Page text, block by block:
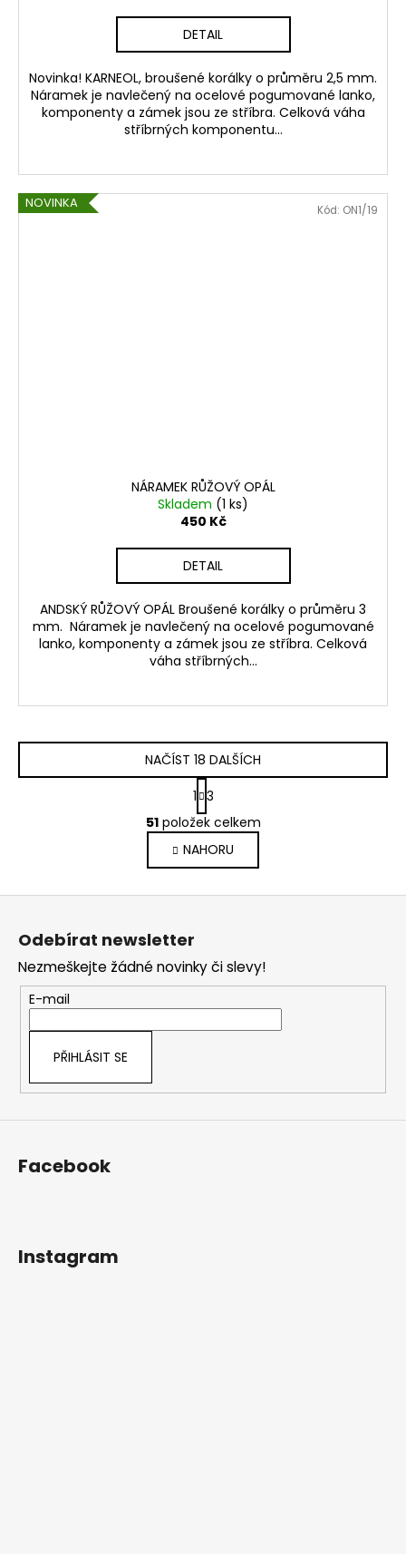
DETAIL
Novinka! KARNEOL, broušené korálky o průměru 2,5 mm.
Náramek je navlečený na ocelové pogumované lanko,
komponenty a zámek jsou ze stříbra. Celková váha
stříbrných komponentu...
NOVINKA
NÁRAMEK RŮŽOVÝ OPÁL
Skladem (1 ks)
450 Kč
DETAIL
ANDSKÝ RŮŽOVÝ OPÁL Broušené korálky o průměru 3
mm. Náramek je navlečený na ocelové pogumované
lanko, komponenty a zámek jsou ze stříbra. Celková
váha stříbrných...
Kód: ON1/19
O
v
l
á
d
p
r
v
k
ý
NAČÍST 18 DALŠÍCH
S
t
r
á
n
k
1 3
51položek celkem
NAHORU
Z
Odebírat newsletter
Nezmeškejte žádné novinky či slevy!
E-mail
PŘIHLÁSIT SE
Facebook
Instagram